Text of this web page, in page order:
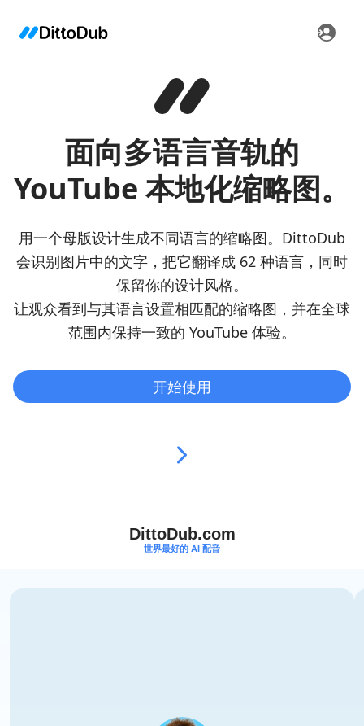
面向多语言音轨的
YouTube 本地化缩略图。
用一个母版设计生成不同语言的缩略图。DittoDub
会识别图片中的文字，把它翻译成 62 种语言，同时
保留你的设计风格。
让观众看到与其语言设置相匹配的缩略图，并在全球
范围内保持一致的 YouTube 体验。
开始使用
DittoDub.com
世界最好的 AI 配音